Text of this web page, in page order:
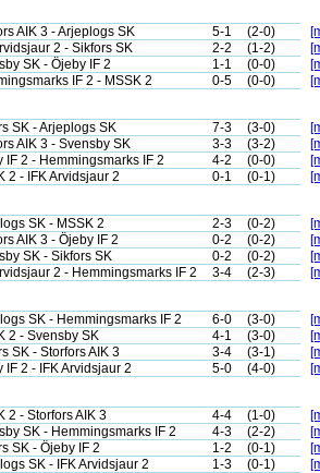
AIK 3 - Arjeplogs SK 5-1 (2-0)
2 - Sikfors SK 2-2 (1-2)
SK - Öjeby IF 2 1-1 (0-0)
IF 2 - MSSK 2 0-5 (0-0)
SK - Arjeplogs SK 7-3 (3-0)
AIK 3 - Svensby SK 3-3 (3-2)
IF 2 - Hemmingsmarks IF 2 4-2 (0-0)
2 - IFK Arvidsjaur 2 0-1 (0-1)
SK - MSSK 2 2-3 (0-2)
AIK 3 - Öjeby IF 2 0-2 (0-2)
SK - Sikfors SK 0-2 (0-2)
2 - Hemmingsmarks IF 2 3-4 (2-3)
SK - Hemmingsmarks IF 2 6-0 (3-0)
2 - Svensby SK 4-1 (3-0)
SK - Storfors AIK 3 3-4 (3-1)
IF 2 - IFK Arvidsjaur 2 5-0 (4-0)
2 - Storfors AIK 3 4-4 (1-0)
SK - Hemmingsmarks IF 2 4-3 (2-2)
SK - Öjeby IF 2 1-2 (0-1)
SK - IFK Arvidsjaur 2 1-3 (0-1)